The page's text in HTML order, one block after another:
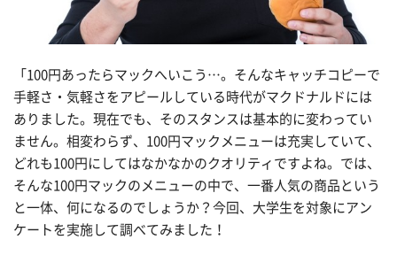
「100円あったらマックへいこう…。そんなキャッチコピーで
手軽さ・気軽さをアピールしている時代がマクドナルドには
ありました。現在でも、そのスタンスは基本的に変わってい
ません。相変わらず、100円マックメニューは充実していて、
どれも100円にしてはなかなかのクオリティですよね。では、
そんな100円マックのメニューの中で、一番人気の商品という
と一体、何になるのでしょうか？今回、大学生を対象にアン
ケートを実施して調べてみました！